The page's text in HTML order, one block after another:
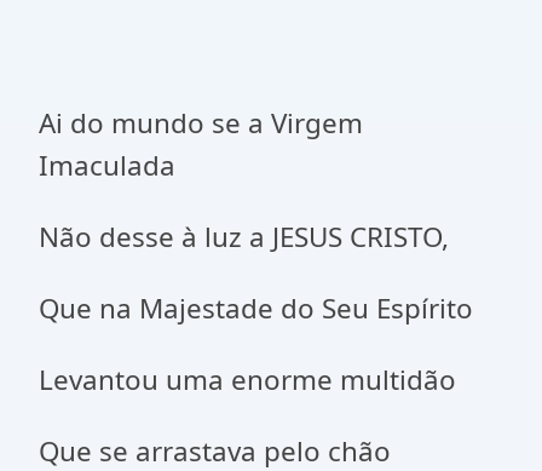
Ai do mundo se a Virgem
Imaculada
Não desse à luz a JESUS CRISTO,
Que na Majestade do Seu Espírito
Levantou uma enorme multidão
Que se arrastava pelo chão